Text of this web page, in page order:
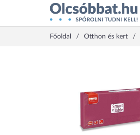
Főoldal Otthon és kert